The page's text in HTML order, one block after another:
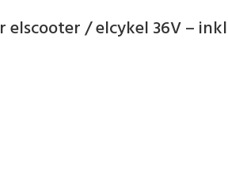
elscooter / elcykel 36V –